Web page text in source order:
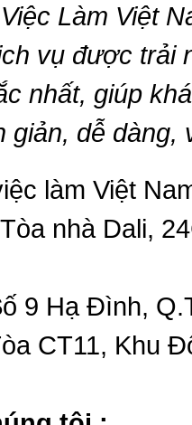
Làm Việt
vụ được trải
nhất, giúp
giản, dễ dàng,
làm Việt
Tòa nhà Dali,
ố 9 Hạ Đình,
CT11, Khu